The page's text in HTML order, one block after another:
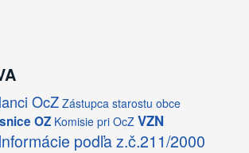
OcZ Zástupca starostu obce
OZ Komisie pri OcZ VZN
Informácie podľa z.č.211/2000